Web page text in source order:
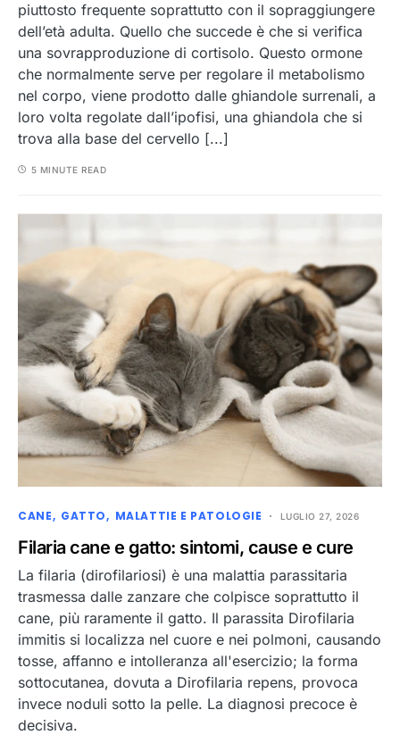
piuttosto frequente soprattutto con il sopraggiungere
dell’età adulta. Quello che succede è che si verifica
una sovrapproduzione di cortisolo. Questo ormone
che normalmente serve per regolare il metabolismo
nel corpo, viene prodotto dalle ghiandole surrenali, a
loro volta regolate dall’ipofisi, una ghiandola che si
trova alla base del cervello [...]
5 MINUTE READ
CANE GATTO MALATTIE E PATOLOGIE LUGLIO 27, 2026
Filaria cane e gatto: sintomi, cause e cure
La filaria (dirofilariosi) è una malattia parassitaria
trasmessa dalle zanzare che colpisce soprattutto il
cane, più raramente il gatto. Il parassita Dirofilaria
immitis si localizza nel cuore e nei polmoni, causando
tosse, affanno e intolleranza all'esercizio; la forma
sottocutanea, dovuta a Dirofilaria repens, provoca
invece noduli sotto la pelle. La diagnosi precoce è
decisiva.